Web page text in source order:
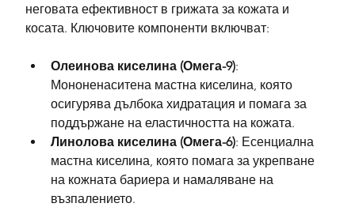
неговата ефективност в грижата за кожата и
косата. Ключовите компоненти включват:
Олеинова киселина (Омега-9):
Мононенаситена мастна киселина, която
осигурява дълбока хидратация и помага за
поддържане на еластичността на кожата.
Линолова киселина (Омега-6): Есенциална
мастна киселина, която помага за укрепване
на кожната бариера и намаляване на
възпалението.